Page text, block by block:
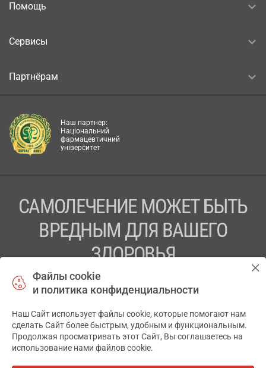
Помощь
Сервисы
Партнёрам
Наш партнер:
Національний
фармацевтичний
університет
САМОЛЕЧЕНИЕ МОЖЕТ БЫТЬ
ВРЕДНЫМ ДЛЯ ВАШЕГО
ЗДОРОВЬЯ
ПЕРЕД ПРИМЕНЕНИЕМ ПРЕПАРАТА
ПРОКОНСУЛЬТИРУЙТЕСЬ С ВРАЧОМ
ТОВ «АПТЕКА 911.ЮА» Код ЄДРПОУ 43631965.
Отказ от ответственности
Файлы cookie
и политика конфиденциальности
Наш Сайт использует файлы cookie, которые помогают нам
сделать Сайт более быстрым, удобным и функциональным.
Продолжая просматривать этот Сайт, Вы соглашаетесь на
использование нами файлов cookie.
✕